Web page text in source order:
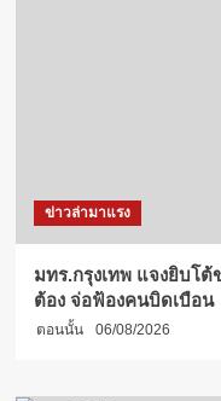
ข่าวล่ามาแรง
มทร.กรุงเทพ แจงยิบโต้
ต้อง จ่อฟ้องคนบิดเบือน
ตอนนั้น 06/08/2026